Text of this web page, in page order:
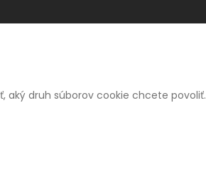
aký druh súborov cookie chcete povoliť.